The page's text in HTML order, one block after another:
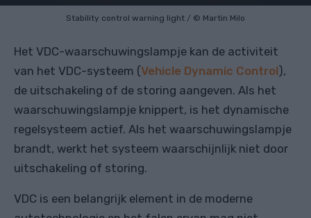
Stability control warning light / © Martin Milo
Het VDC-waarschuwingslampje kan de activiteit
van het VDC-systeem (Vehicle Dynamic Control),
de uitschakeling of de storing aangeven. Als het
waarschuwingslampje knippert, is het dynamische
regelsysteem actief. Als het waarschuwingslampje
brandt, werkt het systeem waarschijnlijk niet door
uitschakeling of storing.
VDC is een belangrijk element in de moderne